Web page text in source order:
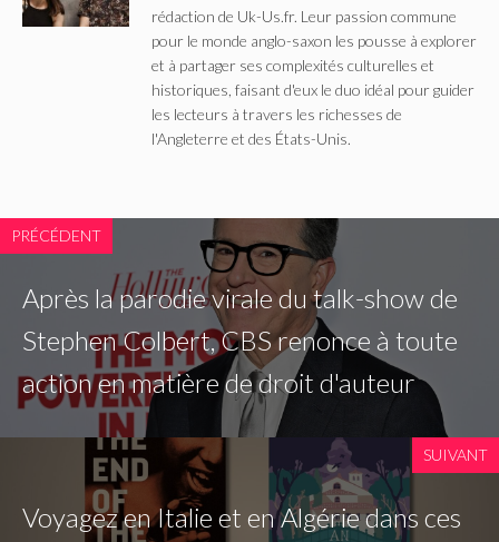
rédaction de Uk-Us.fr. Leur passion commune
pour le monde anglo-saxon les pousse à explorer
et à partager ses complexités culturelles et
historiques, faisant d'eux le duo idéal pour guider
les lecteurs à travers les richesses de
l'Angleterre et des États-Unis.
PRÉCÉDENT
Après la parodie virale du talk-show de
Stephen Colbert, CBS renonce à toute
action en matière de droit d'auteur
SUIVANT
Voyagez en Italie et en Algérie dans ces